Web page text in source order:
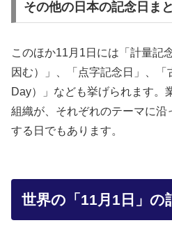
その他の日本の記念日ま
このほか11月1日には「計量記
因む）」、「点字記念日」、
Day）」なども挙げられます。
組織が、それぞれのテーマに沿
する日でもあります。
世界の「11月1日」の